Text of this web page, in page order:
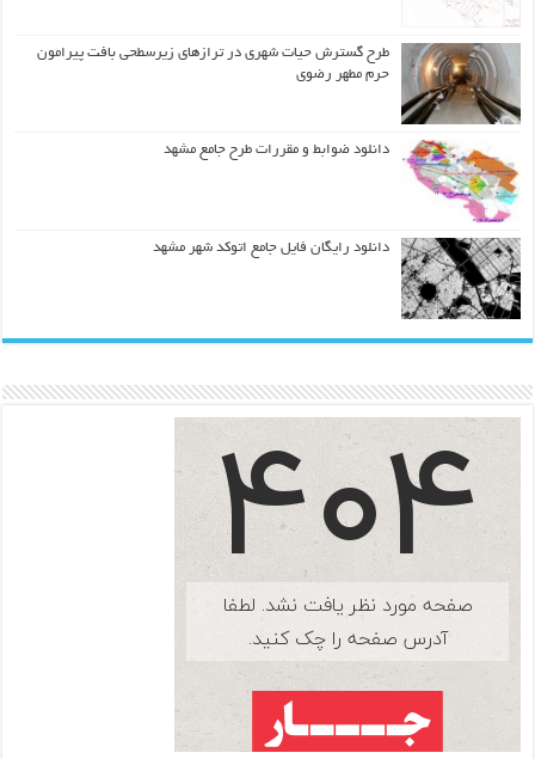
طرح گسترش حیات شهري در ترازهاي زیرسطحی بافت پیرامون
حرم مطهر رضوي
دانلود ضوابط و مقررات طرح جامع مشهد
دانلود رایگان فایل جامع اتوکد شهر مشهد